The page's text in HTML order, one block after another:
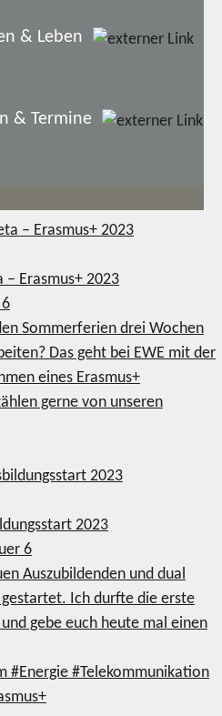
& Leben
& Termine
Erasmus+ 2023
6
Sommerferien drei Wochen
Das geht bei EWE mit der
eines Erasmus+
gerne von unseren
2023
6
Auszubildenden und dual
gestartet. Ich durfte die erste
gebe euch heute mal einen
#Energie #Telekommunikation